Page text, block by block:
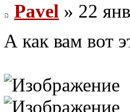
Pavel » 22
А как вам вот